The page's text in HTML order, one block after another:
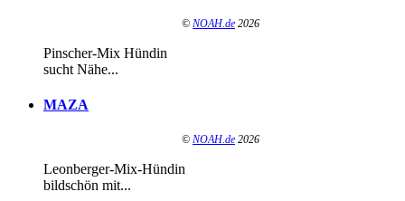
© NOAH.de 2026
Pinscher-Mix Hündin
sucht Nähe...
MAZA
© NOAH.de 2026
Leonberger-Mix-Hündin
bildschön mit...